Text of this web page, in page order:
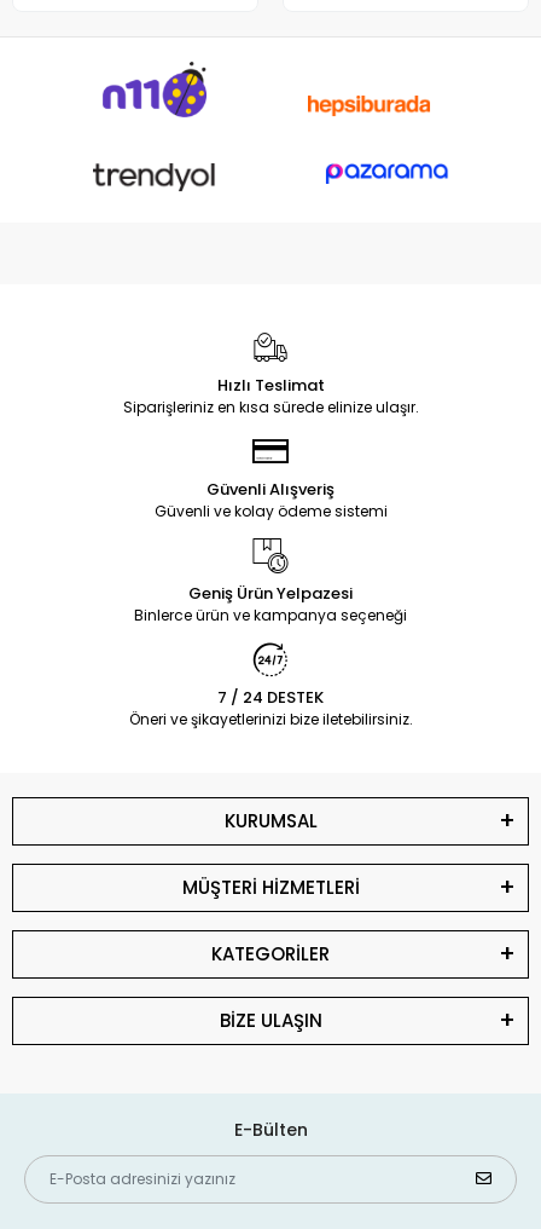
Hızlı Teslimat
Siparişleriniz en kısa sürede elinize ulaşır.
Güvenli Alışveriş
Güvenli ve kolay ödeme sistemi
Geniş Ürün Yelpazesi
Binlerce ürün ve kampanya seçeneği
7 / 24 DESTEK
Öneri ve şikayetlerinizi bize iletebilirsiniz.
KURUMSAL
MÜŞTERİ HİZMETLERİ
KATEGORİLER
BİZE ULAŞIN
E-Bülten